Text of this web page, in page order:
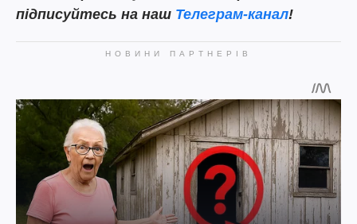
підписуйтесь на наш Телеграм-канал!